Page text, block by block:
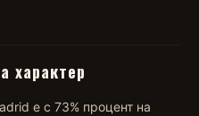
характер
е с 73% процент на